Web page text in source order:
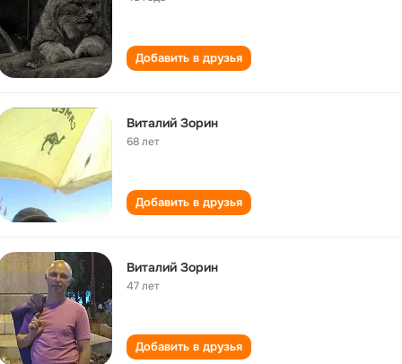
Добавить в друзья
Виталий Зорин
68 лет
Добавить в друзья
Виталий Зорин
47 лет
Добавить в друзья